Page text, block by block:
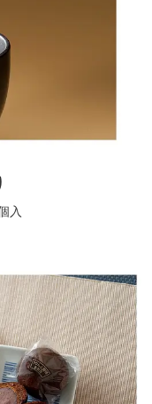
入